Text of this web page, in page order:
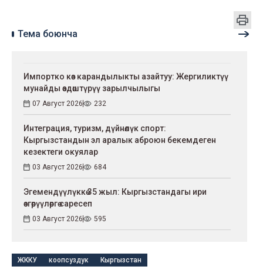
Тема боюнча
Импортко көз карандылыкты азайтуу: Жергиликтүү
мунайды өздөштүрүү зарылчылыгы
07 Август 2026 232
Интеграция, туризм, дүйнөлүк спорт:
Кыргызстандын эл аралык аброюн бекемдеген
кезектеги окуялар
03 Август 2026 684
Эгемендүүлүккө 35 жыл: Кыргызстандагы ири
өзгөрүүлөргө саресеп
03 Август 2026 595
ЖККУ коопсуздук Кыргызстан